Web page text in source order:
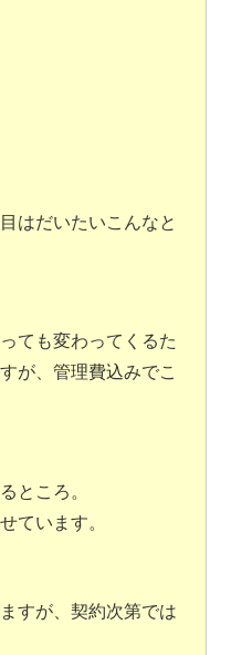
はだいたいこんなと
ても変わってくるた
が、管理費込みでこ
ところ。
ています。
すが、契約次第では